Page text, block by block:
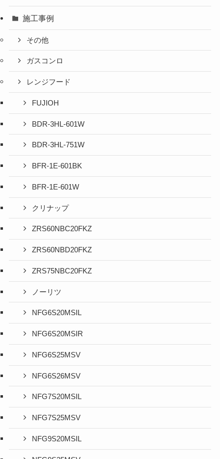
施工事例
その他
ガスコンロ
レンジフード
FUJIOH
BDR-3HL-601W
BDR-3HL-751W
BFR-1E-601BK
BFR-1E-601W
クリナップ
ZRS60NBC20FKZ
ZRS60NBD20FKZ
ZRS75NBC20FKZ
ノーリツ
NFG6S20MSIL
NFG6S20MSIR
NFG6S25MSV
NFG6S26MSV
NFG7S20MSIL
NFG7S25MSV
NFG9S20MSIL